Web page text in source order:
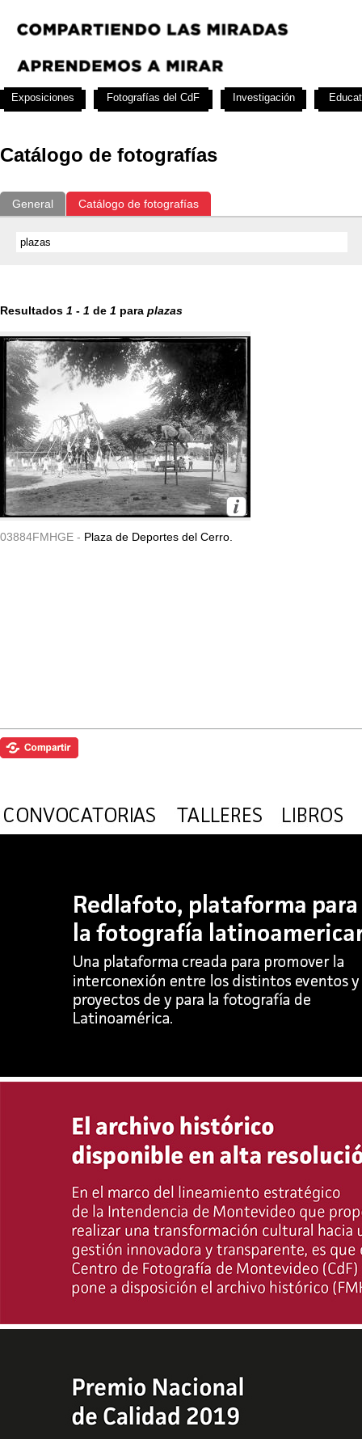
Catálogo de fotografías
General Catálogo de fotografías
Resultados 1 - 1 de 1 para plazas
03884FMHGE - Plaza de Deportes del Cerro.
Exposiciones Fotografías del CdF Investigación